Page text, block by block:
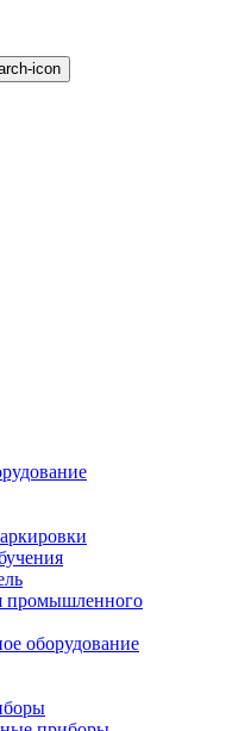
промышленного
оборудование